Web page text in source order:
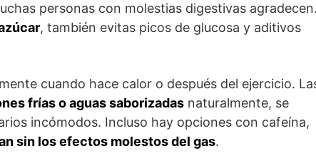
personas con molestias digestivas
, también evitas picos de glucosa y aditivos
cuando hace calor o después del ejercicio.
frías o aguas saborizadas naturalmente, se
incómodos. Incluso hay opciones con cafeína,
sin los efectos molestos del gas.